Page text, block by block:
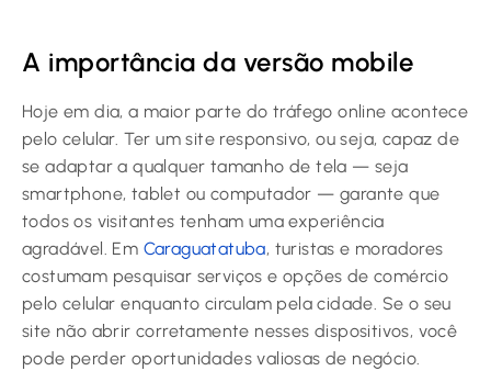
A importância da versão mobile
Hoje em dia, a maior parte do tráfego online acontece
pelo celular. Ter um site responsivo, ou seja, capaz de
se adaptar a qualquer tamanho de tela — seja
smartphone, tablet ou computador — garante que
todos os visitantes tenham uma experiência
agradável. Em Caraguatatuba, turistas e moradores
costumam pesquisar serviços e opções de comércio
pelo celular enquanto circulam pela cidade. Se o seu
site não abrir corretamente nesses dispositivos, você
pode perder oportunidades valiosas de negócio.